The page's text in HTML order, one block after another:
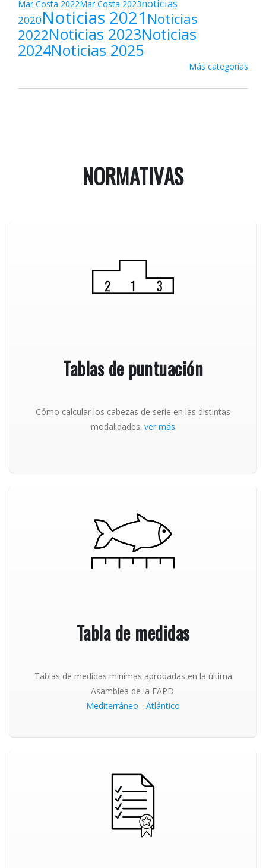
Mar Costa 2022Mar Costa 2023noticias
2020Noticias 2021 Noticias
2022Noticias 2023Noticias
2024Noticias 2025
Más categorías
NORMATIVAS
Tablas de puntuación
Cómo calcular los cabezas de serie en las distintas
modalidades. ver más
Tabla de medidas
Tablas de medidas mínimas aprobadas en la última
Asamblea de la FAPD.
Mediterráneo - Atlántico